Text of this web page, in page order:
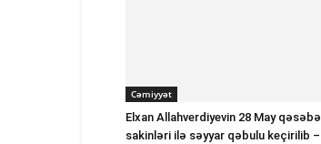
Cəmiyyət
Elxan Allahverdiyevin 28 May qəsəbə
sakinləri ilə səyyar qəbulu keçirilib –